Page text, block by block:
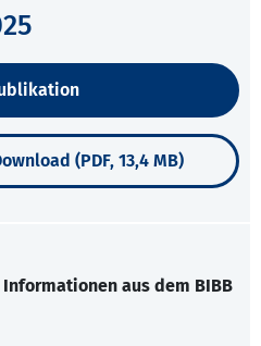
(PDF, 13,4 MB)
Informationen aus dem BIBB